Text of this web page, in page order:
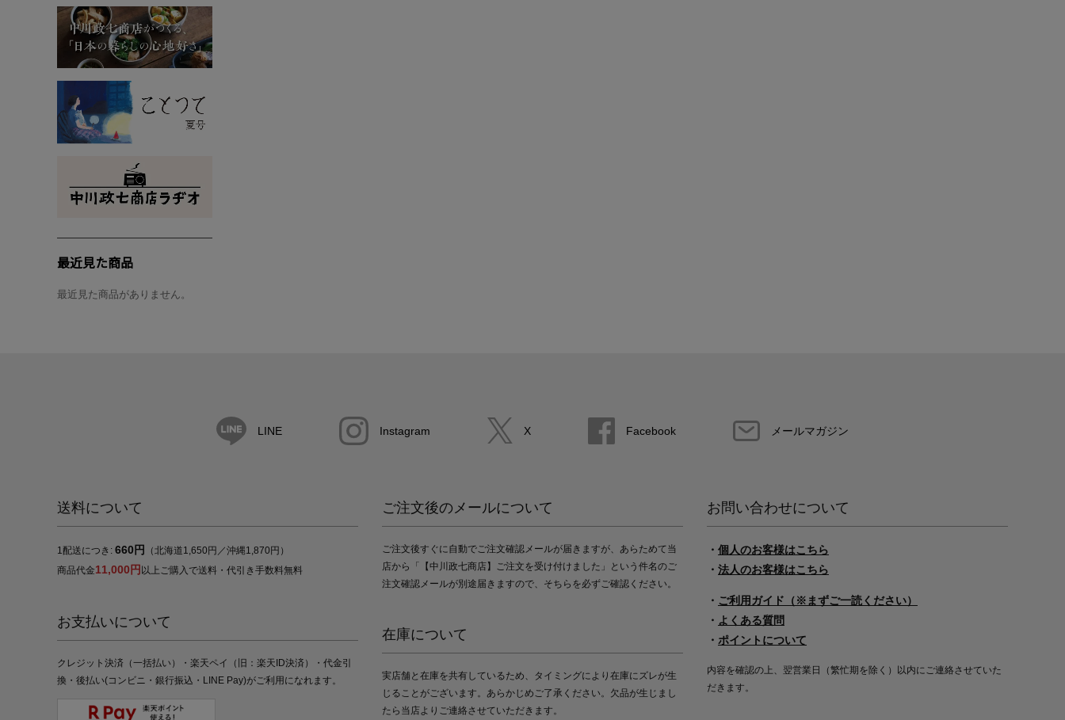
最近見た商品
最近見た商品がありません。
LINE Instagram X Facebook メールマガジン
送料について
1配送につき: 660円
（北海道1,650円／沖縄1,870円）
商品代金11,000円 以上ご購入で送料・代引き手数料無料
お支払いについて
クレジット決済（一括払い）・楽天ペイ（旧：楽天ID決済）・代金引
換・後払い(コンビニ・銀行振込・LINE Pay)がご利用になれます。
ご注文後のメールについて
ご注文後すぐに自動でご注文確認メールが届きますが、あらためて当
店から「【中川政七商店】ご注文を受け付けました」という件名のご
注文確認メールが別途届きますので、そちらを必ずご確認ください。
在庫について
実店舗と在庫を共有しているため、タイミングにより在庫にズレが生
じることがございます。あらかじめご了承ください。欠品が生じまし
たら当店よりご連絡させていただきます。
お問い合わせについて
・ 個人のお客様はこちら
・ 法人のお客様はこちら
・ ご利用ガイド（※まずご一読ください）
・ よくある質問
・ ポイントについて
内容を確認の上、翌営業日（繁忙期を除く）以内にご連絡させていた
だきます。